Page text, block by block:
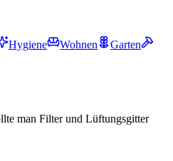
Hygiene Wohnen
Garten
man Filter und Lüftungsgitter